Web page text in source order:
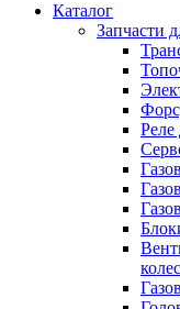
Каталог
Запчасти
Реле